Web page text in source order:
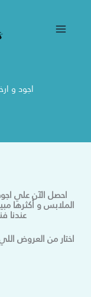
المحتوى
اجود و
احصل الآن علي
عندنا
اختار من العروض